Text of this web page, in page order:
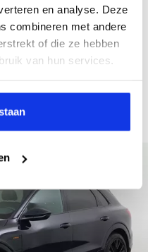
en analyse. Deze
combineren met andere
of die ze hebben
van hun services.
Elektrisch
elektrisch glazen panorama-dak
lease
p.m.